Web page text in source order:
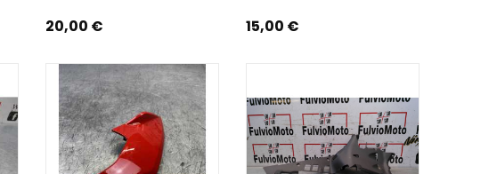
Prix
20,00 € Prix
15,00 €